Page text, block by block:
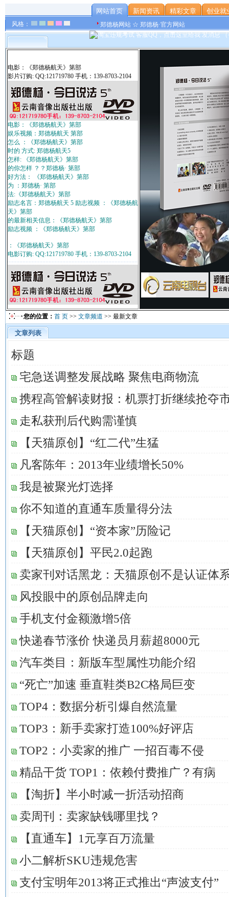
风格：
网站首页 新闻资讯 精彩文章 创业就
郑德杨网站 ☆ 郑德杨·官方网站
电影：《郑德杨航天》第部
影片订购: QQ:121719780 手机：139-8703-2104
电影：《郑德杨航天》第部
娱乐视频：郑德杨航天 第部
怎么 ：《郑德杨航天》第部
时的 方式: 郑德杨航天5
怎样: 《郑德杨航天》第部
的你怎样 ？？郑德杨· 第部
好方法： 《郑德杨航天》第部
为 ：郑德杨· 第部
法:《郑德杨航天》第部
励志名言：郑德杨航天 5 励志视频 ：《郑德杨航
天》第部
的最新相关信息：《郑德杨航天》第部
励志视频 ：《郑德杨航天》第部
：《郑德杨航天》第部
电影订购: QQ:121719780 手机：139-8703-2104
您的位置： 首 页 >> 文章频道 >> 最新文章
文章列表
标题
宅急送调整发展战略 聚焦电商物流
携程高管解读财报：机票打折继续抢夺
走私获刑后代购需谨慎
【天猫原创】“红二代”生猛
凡客陈年：2013年业绩增长50%
我是被聚光灯选择
你不知道的直通车质量得分法
【天猫原创】“资本家”历险记
【天猫原创】平民2.0起跑
卖家刊对话黑龙：天猫原创不是认证体
风投眼中的原创品牌走向
手机支付金额激增5倍
快递春节涨价 快递员月薪超8000元
汽车类目：新版车型属性功能介绍
“死亡”加速 垂直鞋类B2C格局巨变
TOP4：数据分析引爆自然流量
TOP3：新手卖家打造100%好评店
TOP2：小卖家的推广 一招百毒不侵
精品干货 TOP1：依赖付费推广？有病
【淘折】半小时减一折活动招商
卖周刊：卖家缺钱哪里找？
【直通车】1元享百万流量
小二解析SKU违规危害
支付宝明年2013将正式推出“声波支付”